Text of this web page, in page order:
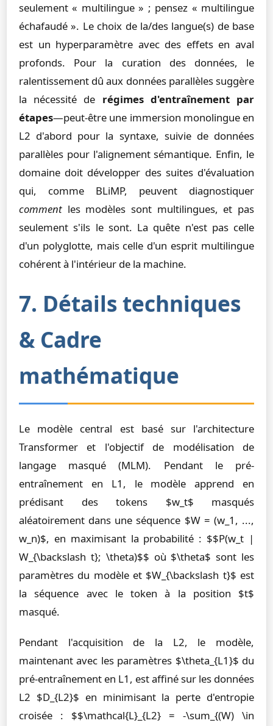
seulement « multilingue » ; pensez « multilingue
échafaudé ». Le choix de la/des langue(s) de base
est un hyperparamètre avec des effets en aval
profonds. Pour la curation des données, le
ralentissement dû aux données parallèles suggère
la nécessité de régimes d'entraînement par
étapes—peut-être une immersion monolingue en
L2 d'abord pour la syntaxe, suivie de données
parallèles pour l'alignement sémantique. Enfin, le
domaine doit développer des suites d'évaluation
qui, comme BLiMP, peuvent diagnostiquer
comment les modèles sont multilingues, et pas
seulement s'ils le sont. La quête n'est pas celle
d'un polyglotte, mais celle d'un esprit multilingue
cohérent à l'intérieur de la machine.
7. Détails techniques
& Cadre
mathématique
Le modèle central est basé sur l'architecture
Transformer et l'objectif de modélisation de
langage masqué (MLM). Pendant le pré-
entraînement en L1, le modèle apprend en
prédisant des tokens $w_t$ masqués
aléatoirement dans une séquence $W = (w_1, ...,
w_n)$, en maximisant la probabilité : $$P(w_t |
W_{\backslash t}; \theta)$$ où $\theta$ sont les
paramètres du modèle et $W_{\backslash t}$ est
la séquence avec le token à la position $t$
masqué.
Pendant l'acquisition de la L2, le modèle,
maintenant avec les paramètres $\theta_{L1}$ du
pré-entraînement en L1, est affiné sur les données
L2 $D_{L2}$ en minimisant la perte d'entropie
croisée : $$\mathcal{L}_{L2} = -\sum_{(W) \in